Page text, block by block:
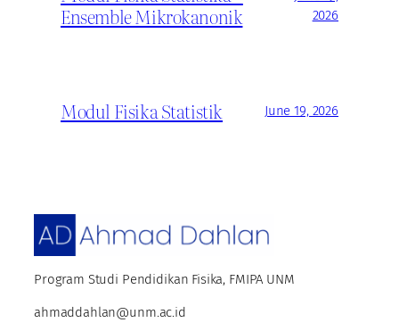
Ensemble Mikrokanonik
2026
Modul Fisika Statistik June 19, 2026
Program Studi Pendidikan Fisika, FMIPA UNM
ahmaddahlan@unm.ac.id